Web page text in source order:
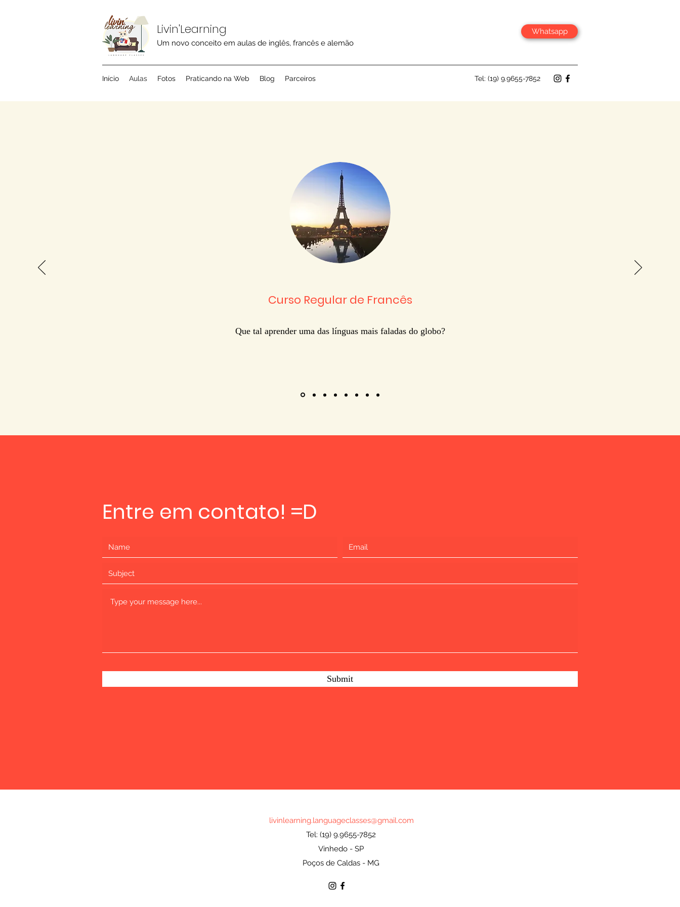
Livin'Learning
Um novo conceito em aulas de inglês, francês e alemão
Whatsapp
Início Aulas Fotos Praticando na Web Blog Parceiros Tel: (19) 9.9655-7852
Curso Regular de Francês
Que tal aprender uma das línguas mais faladas do globo?
Entre em contato! =D
Submit
livinlearning.languageclasses@gmail.com
Tel: (19) 9.9655-7852
Vinhedo - SP
Poços de Caldas - MG